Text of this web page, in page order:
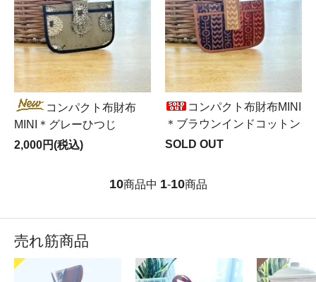
コンパクト布財布
MINI＊グレーひつじ
2,000円(税込)
コンパクト布財布MINI
＊ブラウンインドコットン
SOLD OUT
10商品中 1-10商品
売れ筋商品